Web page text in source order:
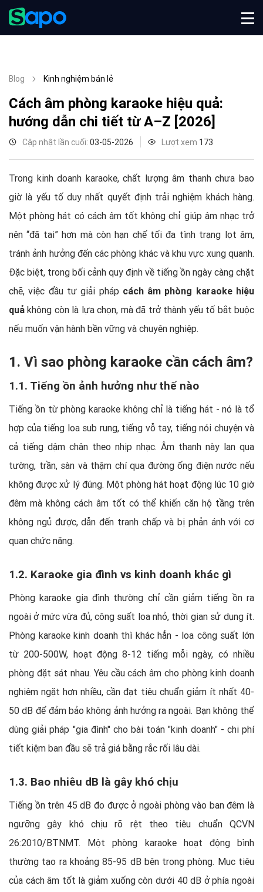
Blog Kinh nghiệm bán lẻ
Cách âm phòng karaoke hiệu quả:
hướng dẫn chi tiết từ A–Z [2026]
Cập nhật lần cuối: 03-05-2026 Lượt xem 173
Trong kinh doanh karaoke, chất lượng âm thanh chưa bao
giờ là yếu tố duy nhất quyết định trải nghiệm khách hàng.
Một phòng hát có cách âm tốt không chỉ giúp âm nhạc trở
nên “đã tai” hơn mà còn hạn chế tối đa tình trạng lọt âm,
tránh ảnh hưởng đến các phòng khác và khu vực xung quanh.
Đặc biệt, trong bối cảnh quy định về tiếng ồn ngày càng chặt
chẽ, việc đầu tư giải pháp cách âm phòng karaoke hiệu
quả không còn là lựa chọn, mà đã trở thành yếu tố bắt buộc
nếu muốn vận hành bền vững và chuyên nghiệp.
1. Vì sao phòng karaoke cần cách âm?
1.1. Tiếng ồn ảnh hưởng như thế nào
Tiếng ồn từ phòng karaoke không chỉ là tiếng hát - nó là tổ
hợp của tiếng loa sub rung, tiếng vỗ tay, tiếng nói chuyện và
cả tiếng dậm chân theo nhịp nhạc. Âm thanh này lan qua
tường, trần, sàn và thậm chí qua đường ống điện nước nếu
không được xử lý đúng. Một phòng hát hoạt động lúc 10 giờ
đêm mà không cách âm tốt có thể khiến căn hộ tầng trên
không ngủ được, dẫn đến tranh chấp và bị phản ánh với cơ
quan chức năng.
1.2. Karaoke gia đình vs kinh doanh khác gì
Phòng karaoke gia đình thường chỉ cần giảm tiếng ồn ra
ngoài ở mức vừa đủ, công suất loa nhỏ, thời gian sử dụng ít.
Phòng karaoke kinh doanh thì khác hẳn - loa công suất lớn
từ 200-500W, hoạt động 8-12 tiếng mỗi ngày, có nhiều
phòng đặt sát nhau. Yêu cầu cách âm cho phòng kinh doanh
nghiêm ngặt hơn nhiều, cần đạt tiêu chuẩn giảm ít nhất 40-
50 dB để đảm bảo không ảnh hưởng ra ngoài. Bạn không thể
dùng giải pháp "gia đình" cho bài toán "kinh doanh" - chi phí
tiết kiệm ban đầu sẽ trả giá bằng rắc rối lâu dài.
1.3. Bao nhiêu dB là gây khó chịu
Tiếng ồn trên 45 dB đo được ở ngoài phòng vào ban đêm là
ngưỡng gây khó chịu rõ rệt theo tiêu chuẩn QCVN
26:2010/BTNMT. Một phòng karaoke hoạt động bình
thường tạo ra khoảng 85-95 dB bên trong phòng. Mục tiêu
của cách âm tốt là giảm xuống còn dưới 40 dB ở phía ngoài